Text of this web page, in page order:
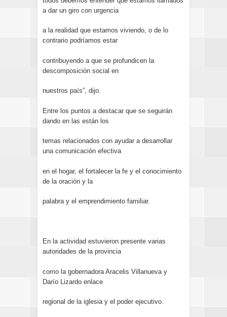
a dar un giro con urgencia
a la realidad que estamos viviendo, o de lo
contrario podríamos estar
contribuyendo a que se profundicen la
descomposición social en
nuestros país”, dijo.
Entre los puntos a destacar que se seguirán
dando en las están los
temas relacionados con ayudar a desarrollar
una comunicación efectiva
en el hogar, el fortalecer la fe y el conocimiento
de la oración y la
palabra y el emprendimiento familiar.
En la actividad estuvieron presente varias
autoridades de la provincia
como la gobernadora Aracelis Villanueva y
Darío Lizardo enlace
regional de la iglesia y el poder ejecutivo.